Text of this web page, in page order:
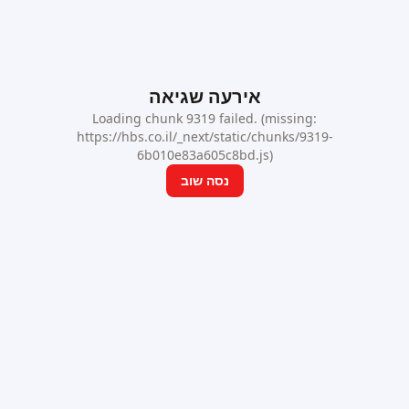
אירעה שגיאה
Loading chunk 9319 failed. (missing:
https://hbs.co.il/_next/static/chunks/9319-
6b010e83a605c8bd.js)